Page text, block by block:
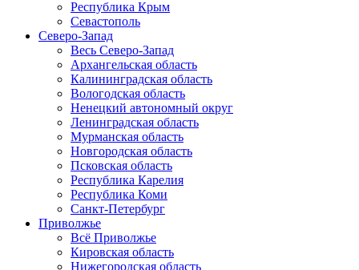
Республика Крым
Севастополь
Северо-Запад
Весь Северо-Запад
Архангельская область
Калининградская область
Вологодская область
Ненецкий автономный округ
Ленинградская область
Мурманская область
Новгородская область
Псковская область
Республика Карелия
Республика Коми
Санкт-Петербург
Приволжье
Всё Приволжье
Кировская область
Нижегородская область